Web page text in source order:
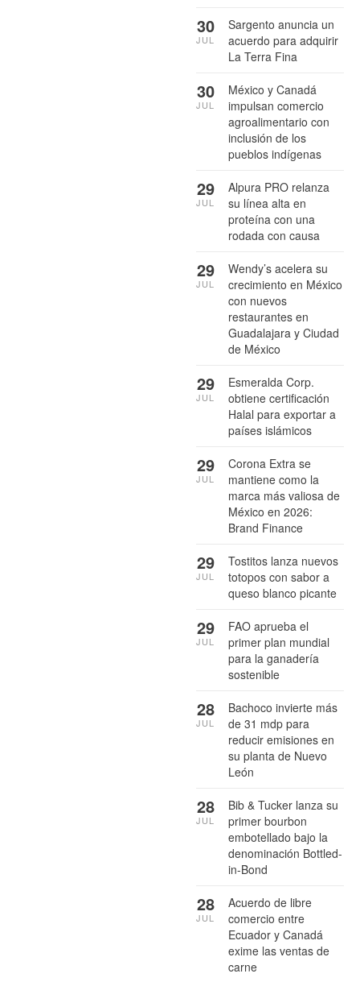
Sargento anuncia un
acuerdo para adquirir
La Terra Fina
30
JUL
México y Canadá
impulsan comercio
agroalimentario con
inclusión de los
pueblos indígenas
30
JUL
Alpura PRO relanza
su línea alta en
proteína con una
rodada con causa
29
JUL
Wendy’s acelera su
crecimiento en México
con nuevos
restaurantes en
Guadalajara y Ciudad
de México
29
JUL
Esmeralda Corp.
obtiene certificación
Halal para exportar a
países islámicos
29
JUL
Corona Extra se
mantiene como la
marca más valiosa de
México en 2026:
Brand Finance
29
JUL
Tostitos lanza nuevos
totopos con sabor a
queso blanco picante
29
JUL
FAO aprueba el
primer plan mundial
para la ganadería
sostenible
29
JUL
Bachoco invierte más
de 31 mdp para
reducir emisiones en
su planta de Nuevo
León
28
JUL
Bib & Tucker lanza su
primer bourbon
embotellado bajo la
denominación Bottled-
in-Bond
28
JUL
Acuerdo de libre
comercio entre
Ecuador y Canadá
exime las ventas de
carne
28
JUL